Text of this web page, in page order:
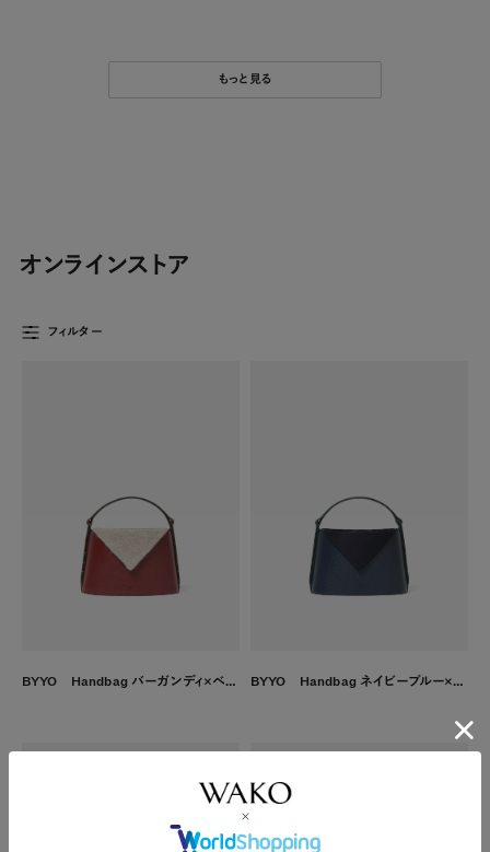
もっと見る
オンラインストア
フィルター
BYYO Handbag バーガンディ×ベージュ BYYO Handbag ネイビーブルー×ネイビー